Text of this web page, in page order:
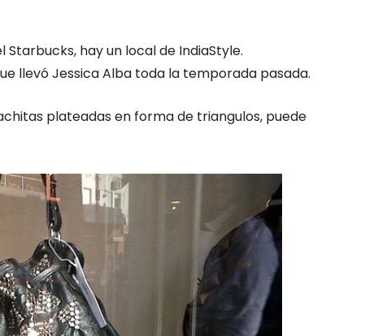
hay un local de IndiaStyle.
llevó Jessica Alba toda la temporada pasada.
plateadas en forma de triangulos, puede